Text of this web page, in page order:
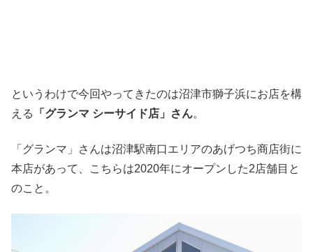
というわけで今回やってきたのは沼津市獅子浜にお店を構
える
「グランマ シーサイド店」さん。
「グランマ」さんは沼津駅南口エリアのあげつち商店街に
本店があって、こちらは2020年にオープンした2店舗目と
のこと。